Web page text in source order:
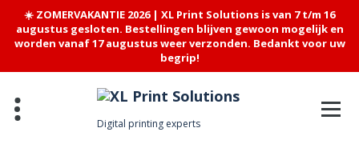
☀️ ZOMERVAKANTIE 2026 | XL Print Solutions is van 7 t/m 16
augustus gesloten. Bestellingen blijven gewoon mogelijk en
worden vanaf 17 augustus weer verzonden. Bedankt voor uw
begrip!
content
Digital printing experts